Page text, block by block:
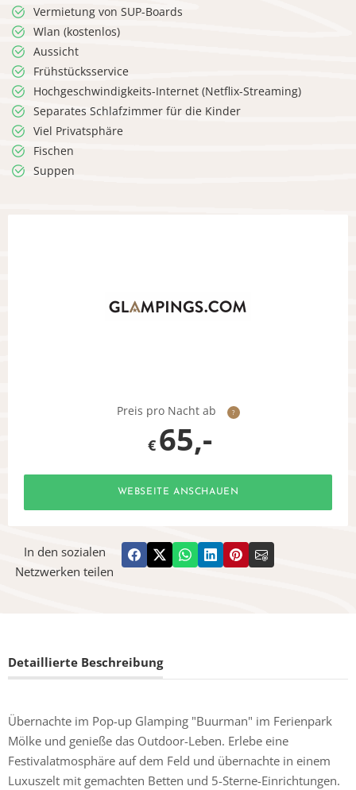
Vermietung von SUP-Boards
Wlan (kostenlos)
Aussicht
Frühstücksservice
Hochgeschwindigkeits-Internet (Netflix-Streaming)
Separates Schlafzimmer für die Kinder
Viel Privatsphäre
Fischen
Suppen
Preis pro Nacht ab ?
€ 65,-
WEBSEITE ANSCHAUEN
In den sozialen
Netzwerken teilen
Detaillierte Beschreibung
Übernachte im Pop-up Glamping "Buurman" im Ferienpark
Mölke und genieße das Outdoor-Leben. Erlebe eine
Festivalatmosphäre auf dem Feld und übernachte in einem
Luxuszelt mit gemachten Betten und 5-Sterne-Einrichtungen.